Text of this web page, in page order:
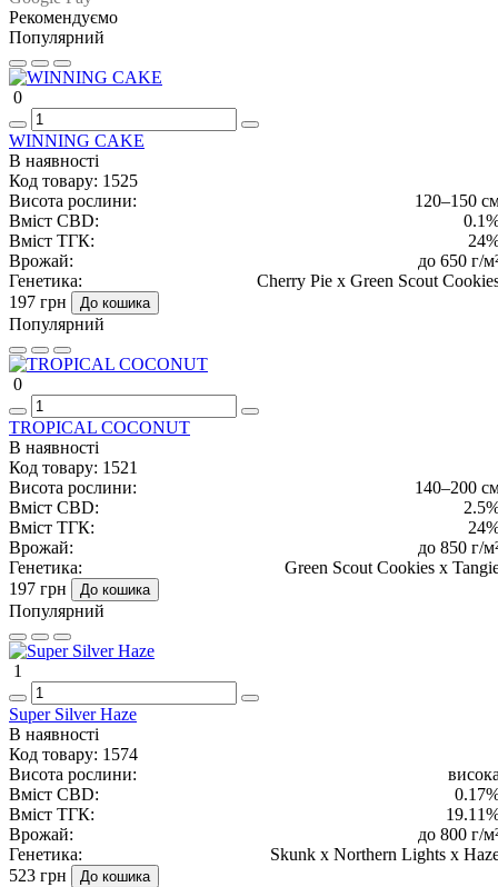
Рекомендуємо
Популярний
0
WINNING CAKE
В наявності
Код товару: 1525
Висота рослини:
120–150
Вміст CBD:
Вміст ТГК:
Врожай:
до 650 г/
Генетика:
Cherry Pie x Green Scout
197 грн
До кошика
Популярний
0
TROPICAL COCONUT
В наявності
Код товару: 1521
Висота рослини:
140–200
Вміст CBD:
Вміст ТГК:
Врожай:
до 850 г/
Генетика:
Green Scout Cookies x
197 грн
До кошика
Популярний
1
Super Silver Haze
В наявності
Код товару: 1574
Висота рослини:
Вміст CBD:
Вміст ТГК:
Врожай:
до 800 г/
Генетика:
Skunk x Northern Lights x
523 грн
До кошика